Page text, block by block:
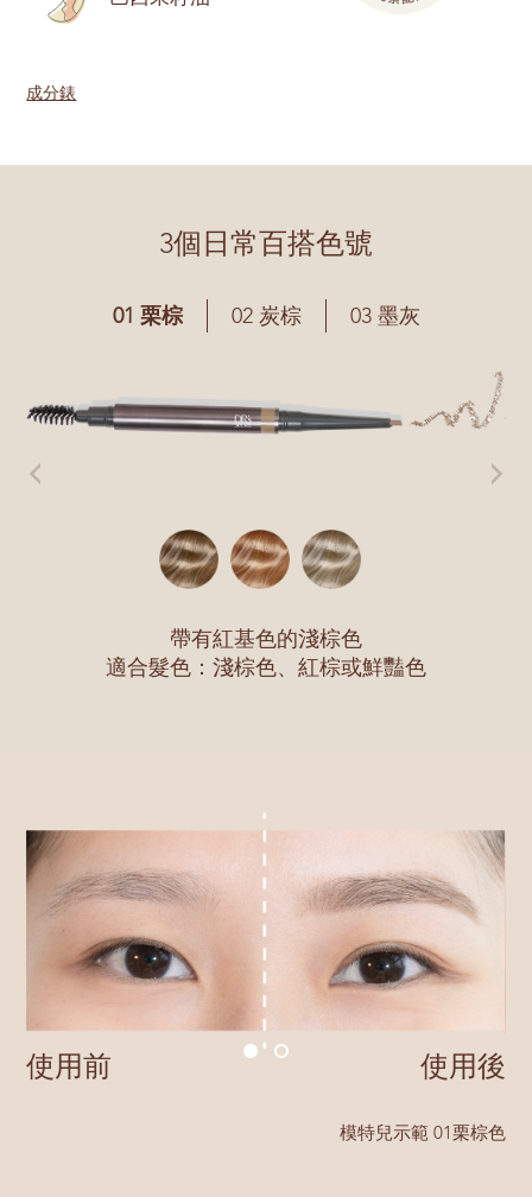
成分錶
3個日常百搭色號
帶有紅基色的淺棕色
適合髮色：淺棕色、紅棕或鮮豔色
01 栗棕 02 炭棕 03 墨灰
使用前 使用後
模特兒示範 01栗棕色